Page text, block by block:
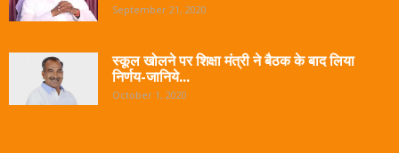
September 21, 2020
स्कूल खोलने पर शिक्षा मंत्री ने बैठक के बाद लिया
निर्णय-जानिये...
October 1, 2020